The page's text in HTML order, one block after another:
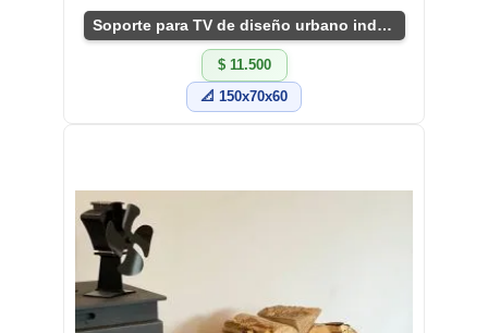
Soporte para TV de diseño urbano industrial
$ 11.500
📐 150x70x60